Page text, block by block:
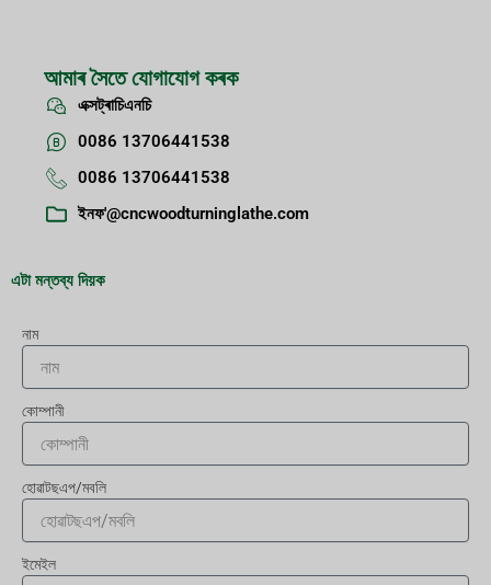
আমাৰ সৈতে যোগাযোগ কৰক
এক্সট্ৰাচিএনচি
0086 13706441538
0086 13706441538
ইনফ'@cncwoodturninglathe.com
এটা মন্তব্য দিয়ক
নাম
কোম্পানী
হোৱাটছএপ/মবলি
ইমেইল